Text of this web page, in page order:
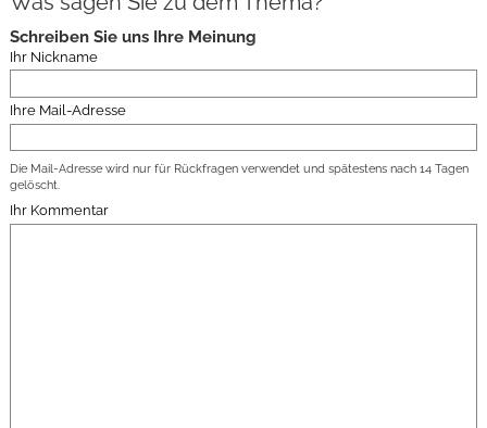
Schreiben Sie uns Ihre Meinung
Ihr Nickname
Ihre Mail-Adresse
Die Mail-Adresse wird nur für Rückfragen verwendet und spätestens nach 14 Tagen
gelöscht.
Ihr Kommentar